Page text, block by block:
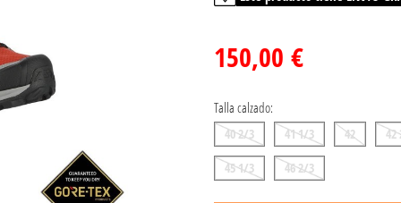
150,00 €
Talla calzado:
40 2/3 41 1/3 42 42
45 1/3
46 2/3